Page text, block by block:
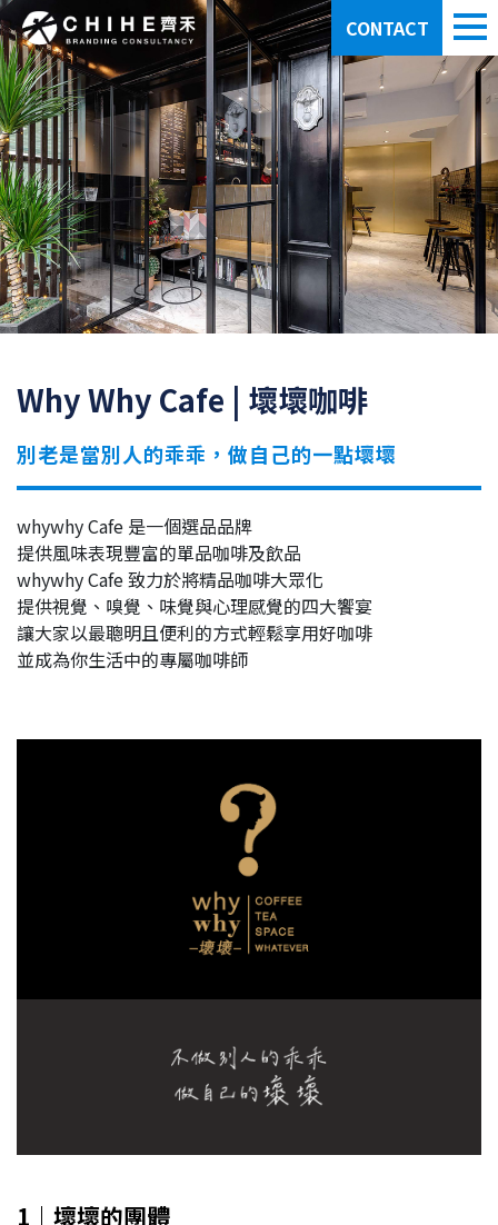
CONTACT
Why Why Cafe | 壞壞咖啡
別老是當別人的乖乖，做自己的一點壞壞
whywhy Cafe 是一個選品品牌
提供風味表現豐富的單品咖啡及飲品
whywhy Cafe 致力於將精品咖啡大眾化
提供視覺、嗅覺、味覺與心理感覺的四大饗宴
讓大家以最聰明且便利的方式輕鬆享用好咖啡
並成為你生活中的專屬咖啡師
1｜壞壞的團體